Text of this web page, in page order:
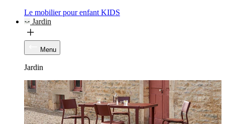
Le mobilier pour enfant KIDS
Jardin
Menu
Jardin